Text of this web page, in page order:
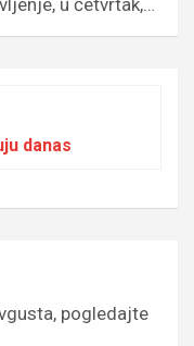
u četvrtak,…
danas
pogledajte